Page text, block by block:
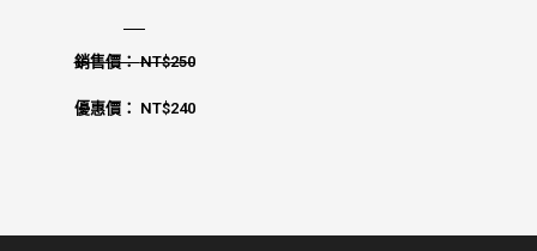
銷售價：NT$250
優惠價： NT$240